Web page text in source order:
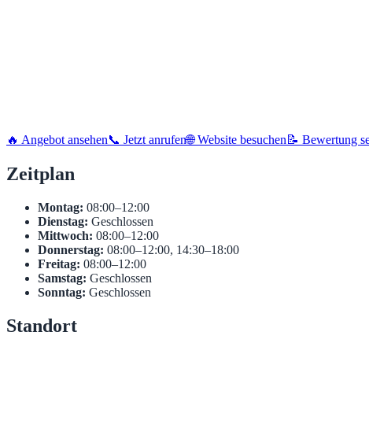
🔥 Angebot ansehen📞 Jetzt anrufen🌐 Website besuchen 📝 Bewertung
Zeitplan
Montag: 08:00–12:00
Dienstag: Geschlossen
Mittwoch: 08:00–12:00
Donnerstag: 08:00–12:00, 14:30–18:00
Freitag: 08:00–12:00
Samstag: Geschlossen
Sonntag: Geschlossen
Standort